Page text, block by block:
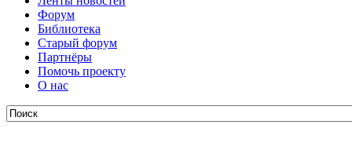
Форум
Библиотека
Старый форум
Партнёры
Помочь проекту
О нас